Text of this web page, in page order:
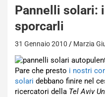
Pannelli solari:
sporcarli
31 Gennaio 2010 Marzia
Pare che presto i nostri
solari debbano finire nel
ricercatori della Tel Aviv